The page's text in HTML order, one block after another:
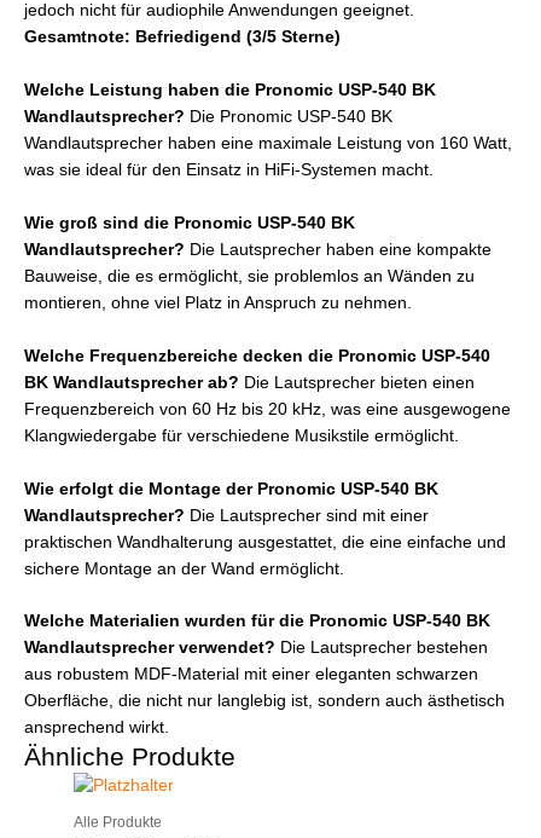
jedoch nicht für audiophile Anwendungen geeignet.
Gesamtnote: Befriedigend (3/5 Sterne)
Welche Leistung haben die Pronomic USP-540 BK
Wandlautsprecher? Die Pronomic USP-540 BK
Wandlautsprecher haben eine maximale Leistung von 160 Watt,
was sie ideal für den Einsatz in HiFi-Systemen macht.
Wie groß sind die Pronomic USP-540 BK
Wandlautsprecher? Die Lautsprecher haben eine kompakte
Bauweise, die es ermöglicht, sie problemlos an Wänden zu
montieren, ohne viel Platz in Anspruch zu nehmen.
Welche Frequenzbereiche decken die Pronomic USP-540
BK Wandlautsprecher ab? Die Lautsprecher bieten einen
Frequenzbereich von 60 Hz bis 20 kHz, was eine ausgewogene
Klangwiedergabe für verschiedene Musikstile ermöglicht.
Wie erfolgt die Montage der Pronomic USP-540 BK
Wandlautsprecher? Die Lautsprecher sind mit einer
praktischen Wandhalterung ausgestattet, die eine einfache und
sichere Montage an der Wand ermöglicht.
Welche Materialien wurden für die Pronomic USP-540 BK
Wandlautsprecher verwendet? Die Lautsprecher bestehen
aus robustem MDF-Material mit einer eleganten schwarzen
Oberfläche, die nicht nur langlebig ist, sondern auch ästhetisch
ansprechend wirkt.
Ähnliche Produkte
Alle Produkte